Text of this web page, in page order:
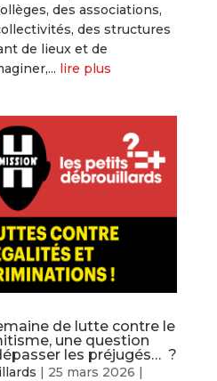
des associations,
des structures
de lieux et de
lire plus
de lutte contre le
une question
les préjugés… ?
| 25 mars 2026 |